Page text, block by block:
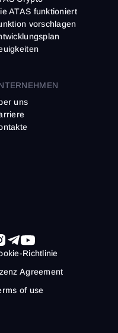
ATAS funktioniert
vorschlagen
uns
Richtlinie
Agreement
of use